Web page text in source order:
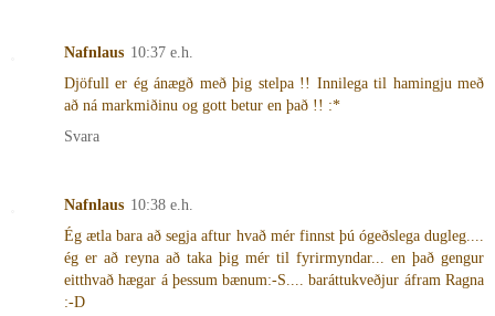
Nafnlaus 10:37 e.h.
Djöfull er ég ánægð með þig stelpa !! Innilega til hamingju með
að ná markmiðinu og gott betur en það !! :*
Svara
Nafnlaus 10:38 e.h.
Ég ætla bara að segja aftur hvað mér finnst þú ógeðslega dugleg....
ég er að reyna að taka þig mér til fyrirmyndar... en það gengur
eitthvað hægar á þessum bænum:-S.... baráttukveðjur áfram Ragna
:-D